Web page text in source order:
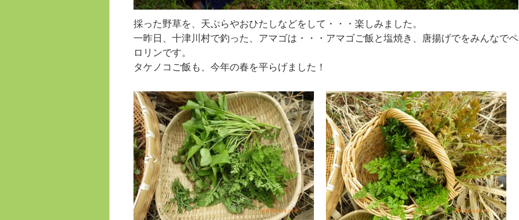
採った野草を、天ぷらやおひたしなどをして・・・楽しみました。
一昨日、十津川村で釣った、アマゴは・・・アマゴご飯と塩焼き、唐揚げでをみんなでペ
ロリンです。
タケノコご飯も、今年の春を平らげました！